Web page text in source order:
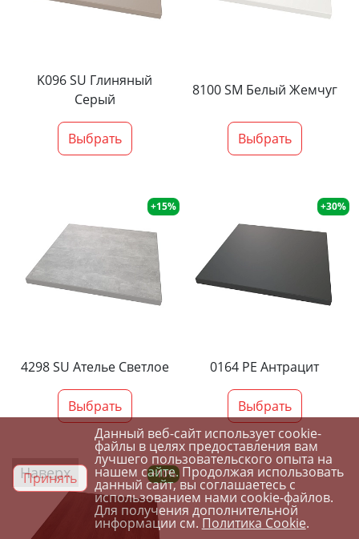
K096 SU Глиняный
Серый
Выбрать
8100 SM Белый Жемчуг
Выбрать
+15%
4298 SU Ателье Светлое
Выбрать
+30%
0164 PE Антрацит
Выбрать
+10%
Наверх
Принять
Данный веб-сайт использует cookie-
файлы в целях предоставления вам
лучшего пользовательского опыта на
нашем сайте. Продолжая использовать
данный сайт, вы соглашаетесь с
использованием нами cookie-файлов.
Для получения дополнительной
информации см.Политика Cookie.